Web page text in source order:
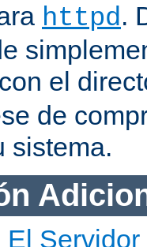
httpd.
con el
de
sistema.
El